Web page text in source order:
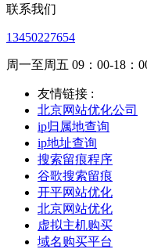
联系我们
13450227654
周一至周五 09：00-18：
友情链接 :
北京网站优化公司
ip归属地查询
ip地址查询
搜索留痕程序
谷歌搜索留痕
开平网站优化
北京网站优化
虚拟主机购买
域名购买平台